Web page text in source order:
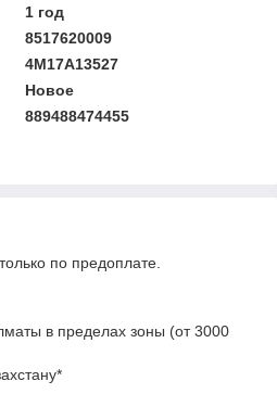
1 год
8517620009
4M17A13527
Новое
889488474455
по предоплате.
в пределах зоны (от 3000